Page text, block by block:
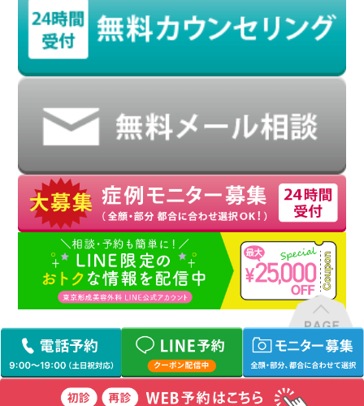
TOP/ サイトマップ/ プライバシーポリシー/ 19歳以下の患者様へ 取材申し込み
Copyright (C) 東京形成美容外科 All Rights Reserved.